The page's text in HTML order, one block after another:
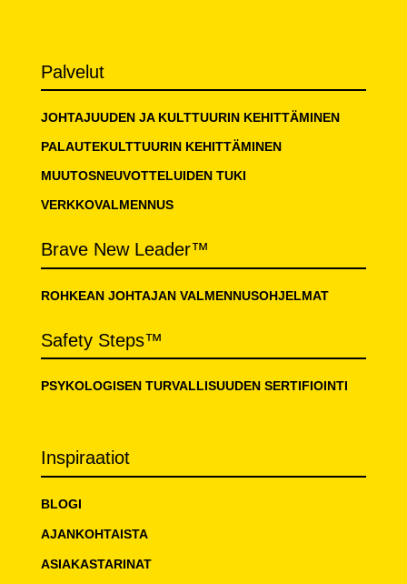
Palvelut
JOHTAJUUDEN JA KULTTUURIN KEHITTÄMINEN
PALAUTEKULTTUURIN KEHITTÄMINEN
MUUTOSNEUVOTTELUIDEN TUKI
VERKKOVALMENNUS
Brave New Leader™
ROHKEAN JOHTAJAN VALMENNUSOHJELMAT
Safety Steps™
PSYKOLOGISEN TURVALLISUUDEN SERTIFIOINTI
Inspiraatiot
BLOGI
AJANKOHTAISTA
ASIAKASTARINAT